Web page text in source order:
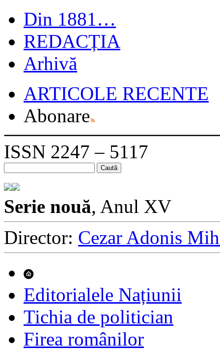
Din 1881…
REDACȚIA
Arhivă
ARTICOLE RECENTE
Abonare
ISSN 2247 – 5117
după:
Serie nouă, Anul XV
Director: Cezar Adonis
Editorialele Națiunii
Tichia de politician
Firea românilor